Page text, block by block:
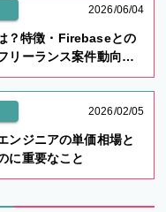
2026/06/04
？特徴・Firebaseとの
リーランス案件動向を
で解説
2026/02/05
ンジニアの単価相場と
に重要なこと